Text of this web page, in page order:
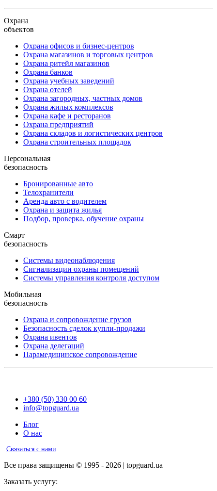
Охрана
объектов
Охрана офисов и бизнес-центров
Охрана магазинов и торговых центров
Охрана ритейл магазинов
Охрана банков
Охрана учебных заведений
Охрана отелей
Охрана загородных, частных домов
Охрана жилых комплексов
Охрана кафе и ресторанов
Охрана предприятий
Охрана складов и логистических центров
Охрана строительных площадок
Персональная
безопасность
Бронированные авто
Телохранители
Аренда авто с водителем
Охрана и защита жилья
Подбор, проверка, обучение охраны
Смарт
безопасность
Системы видеонаблюдения
Сигнализации охраны помещений
Системы управления контроля доступом
Мобильная
безопасность
Охрана и сопровождение грузов
Безопасность сделок купли-продажи
Охрана ивентов
Охрана делегаций
Парамедицинское сопровождение
+380 (50) 330 00 60
info@topguard.ua
Блог
О нас
Связаться с нами
Все права защищены © 1995 - 2026 | topguard.ua
Заказать услугу: